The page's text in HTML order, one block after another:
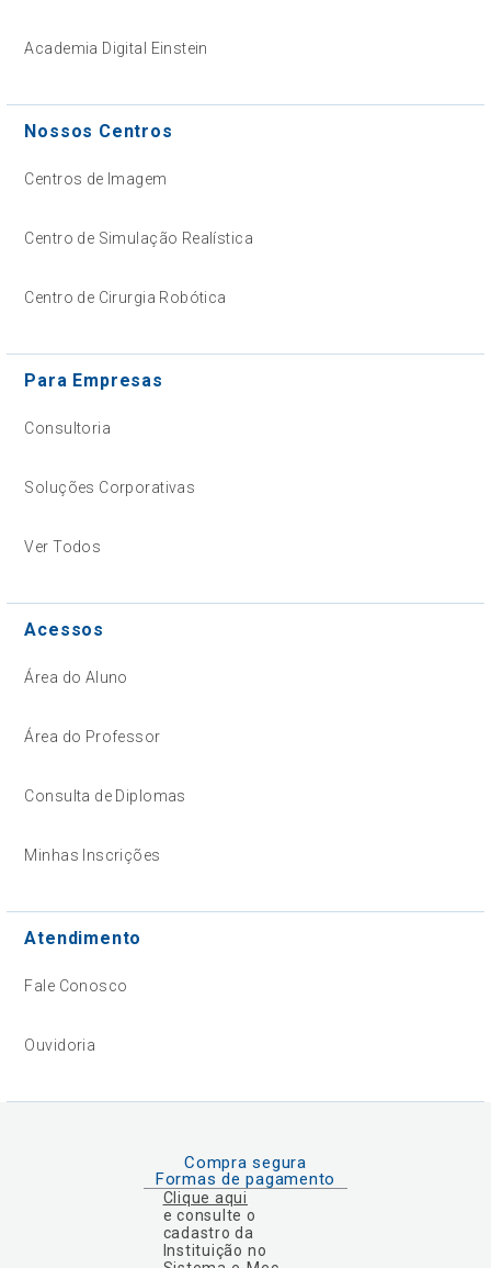
Academia Digital Einstein
Nossos Centros
Centros de Imagem
Centro de Simulação Realística
Centro de Cirurgia Robótica
Para Empresas
Consultoria
Soluções Corporativas
Ver Todos
Acessos
Área do Aluno
Área do Professor
Consulta de Diplomas
Minhas Inscrições
Atendimento
Fale Conosco
Ouvidoria
Compra segura
Formas de pagamento
Clique aqui
e consulte o
cadastro da
Instituição no